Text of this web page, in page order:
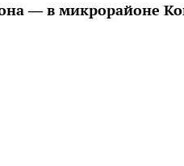
— в микрорайоне